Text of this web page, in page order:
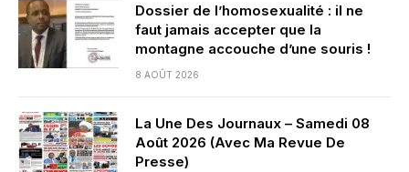
Dossier de l’homosexualité : il ne
faut jamais accepter que la
montagne accouche d’une souris !
8 AOÛT 2026
La Une Des Journaux – Samedi 08
Août 2026 (Avec Ma Revue De
Presse)